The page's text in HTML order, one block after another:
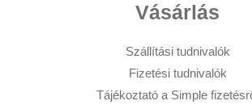
Vásárlás
Szállítási tudnivalók
Fizetési tudnivalók
Tájékoztató a Simple